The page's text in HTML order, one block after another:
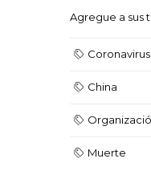
Agregue a sus
Coronavirus
China
Muerte